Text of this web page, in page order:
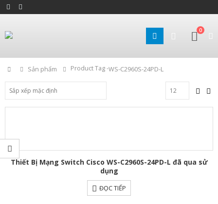
0
Home
Sản phẩm Product Tag -WS-C2960S-24PD-L
Thiết Bị Mạng Switch Cisco WS-C2960S-24PD-L đã qua sử
dụng
ĐỌC TIẾP